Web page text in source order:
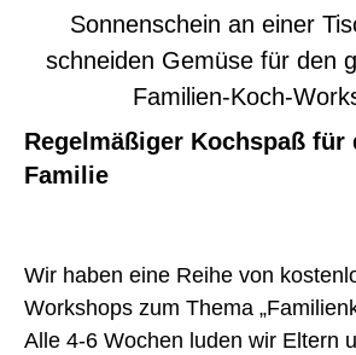
Regelmäßiger Kochspaß für
Familie
Wir haben eine Reihe von
Workshops zum Thema
Alle 4-6 Wochen luden wir Eltern